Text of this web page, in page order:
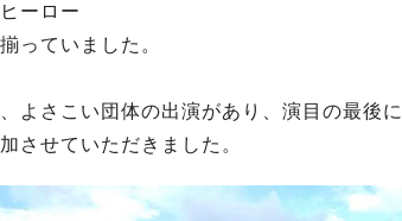
ーロー
っていました。
よさこい団体の出演があり、演目の最後
させていただきました。